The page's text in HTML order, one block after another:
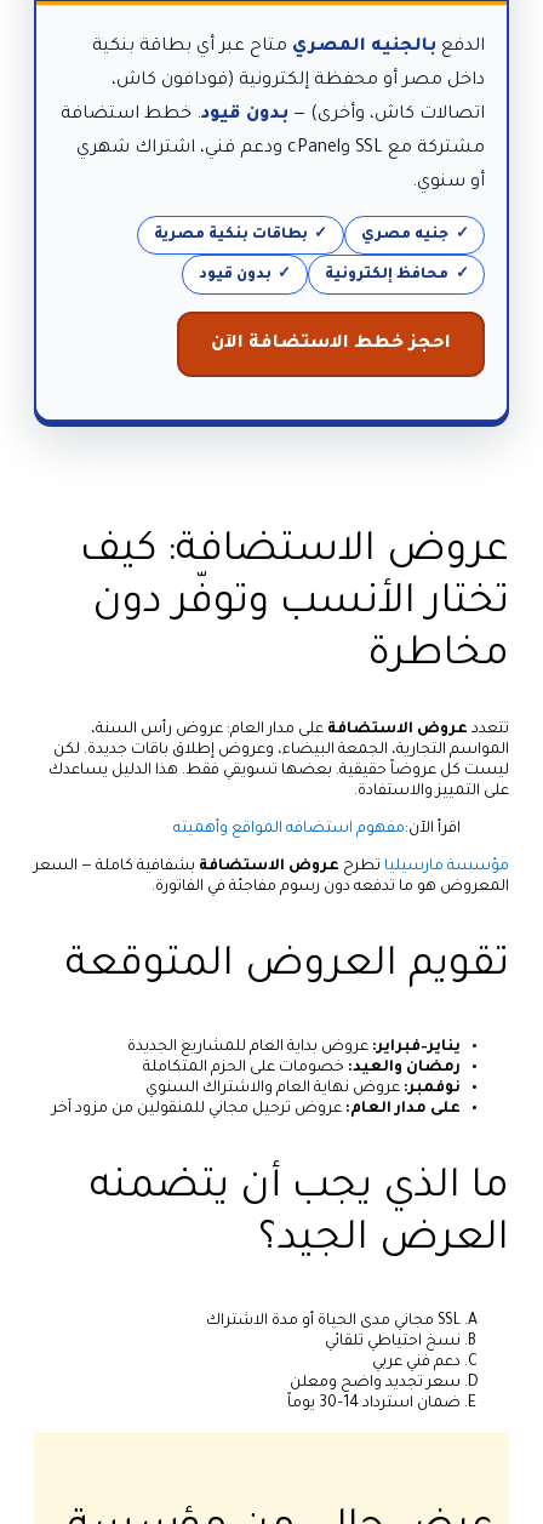
الدفع بالجنيه المصري متاح عبر أي بطاقة بنكية
داخل مصر أو محفظة إلكترونية (فودافون كاش،
اتصالات كاش، وأخرى) — بدون قيود. خطط استضافة
مشتركة مع SSL وcPanel ودعم فني، اشتراك شهري
أو سنوي.
جنيه مصري بطاقات بنكية مصرية
محافظ إلكترونية بدون قيود
احجز خطط الاستضافة الآن
عروض الاستضافة: كيف
تختار الأنسب وتوفّر دون
مخاطرة
تتعدد عروض الاستضافة على مدار العام: عروض رأس السنة،
المواسم التجارية، الجمعة البيضاء، وعروض إطلاق باقات جديدة. لكن
ليست كل عروضاً حقيقية. بعضها تسويقي فقط. هذا الدليل يساعدك
على التمييز والاستفادة.
اقرأ الآن:مفهوم استضافه المواقع وأهميته
مؤسسة مارسيليا تطرح عروض الاستضافة بشفافية كاملة — السعر
المعروض هو ما تدفعه دون رسوم مفاجئة في الفاتورة.
تقويم العروض المتوقعة
يناير–فبراير: عروض بداية العام للمشاريع الجديدة
رمضان والعيد: خصومات على الحزم المتكاملة
نوفمبر: عروض نهاية العام والاشتراك السنوي
على مدار العام: عروض ترحيل مجاني للمنقولين من مزود آخر
ما الذي يجب أن يتضمنه
العرض الجيد؟
SSL مجاني مدى الحياة أو مدة الاشتراك
نسخ احتياطي تلقائي
دعم فني عربي
سعر تجديد واضح ومعلن
ضمان استرداد 14–30 يوماً